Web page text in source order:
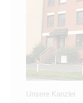
Unsere Kanzlei